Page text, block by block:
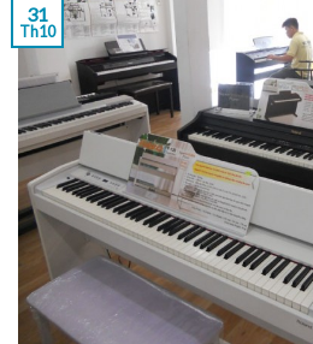
31
Th10